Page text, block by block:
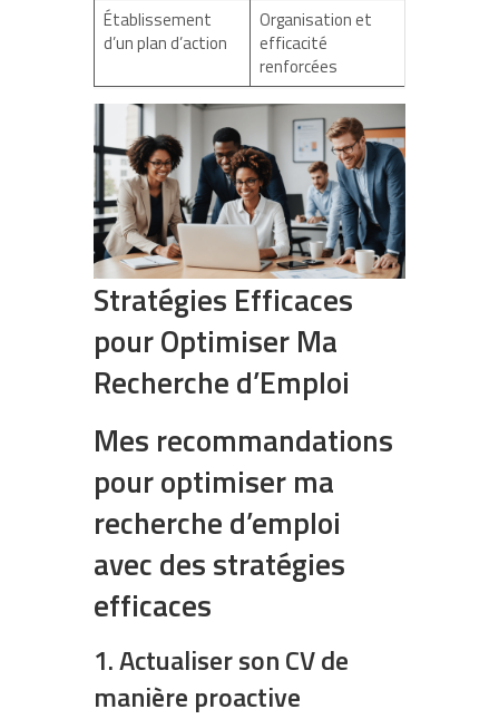
Établissement
d’un plan d’action
Organisation et
efficacité
renforcées
Stratégies Efficaces
pour Optimiser Ma
Recherche d’Emploi
Mes recommandations
pour optimiser ma
recherche d’emploi
avec des stratégies
efficaces
1. Actualiser son CV de
manière proactive